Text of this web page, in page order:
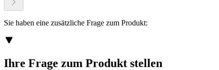
Sie haben eine zusätzliche Frage zum Produkt:
Ihre Frage zum Produkt stellen